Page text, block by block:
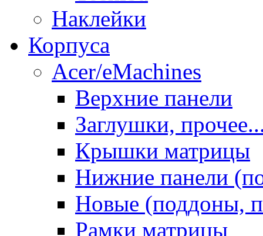
Наклейки
Корпуса
Acer/eMachines
Верхние панели
Заглушки,
Крышки матрицы
Нижние панели
Новые (поддоны,
Рамки матрицы